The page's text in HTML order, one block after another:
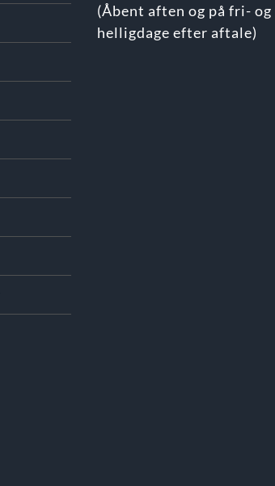
(Åbent aften og på fri- og
helligdage efter aftale)